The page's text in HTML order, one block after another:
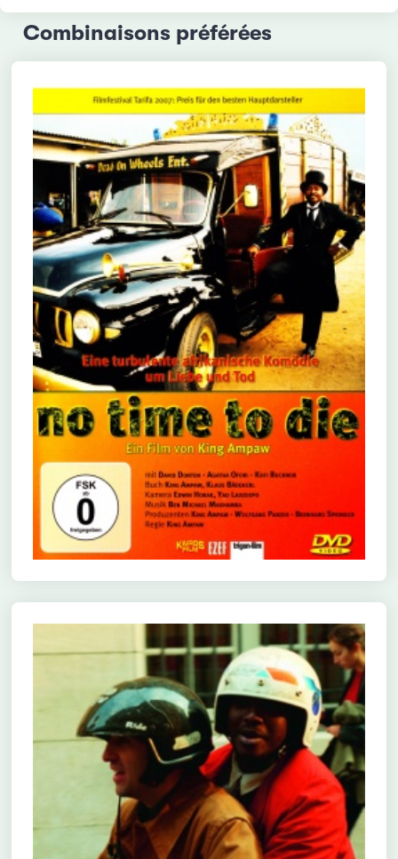
Combinaisons préférées